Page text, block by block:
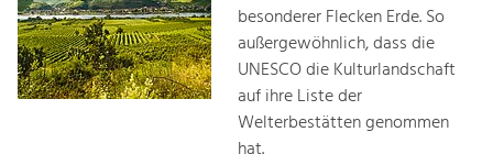
besonderer Flecken Erde. So
außergewöhnlich, dass die
UNESCO die Kulturlandschaft
auf ihre Liste der
Welterbestätten genommen
hat.